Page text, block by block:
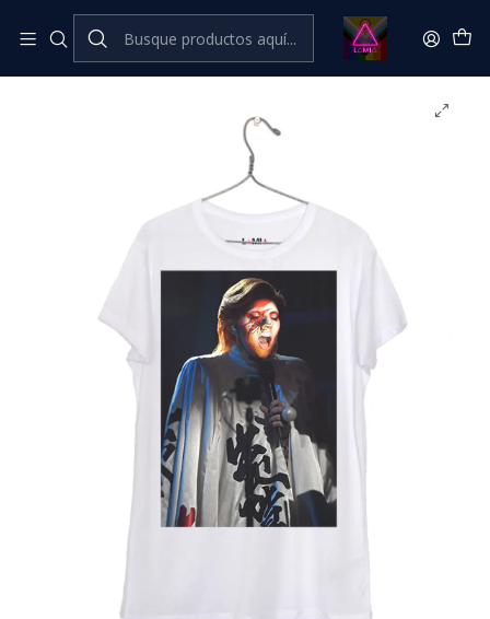
Inicio Catálogo Classic Música Classic Lady Gaga #7